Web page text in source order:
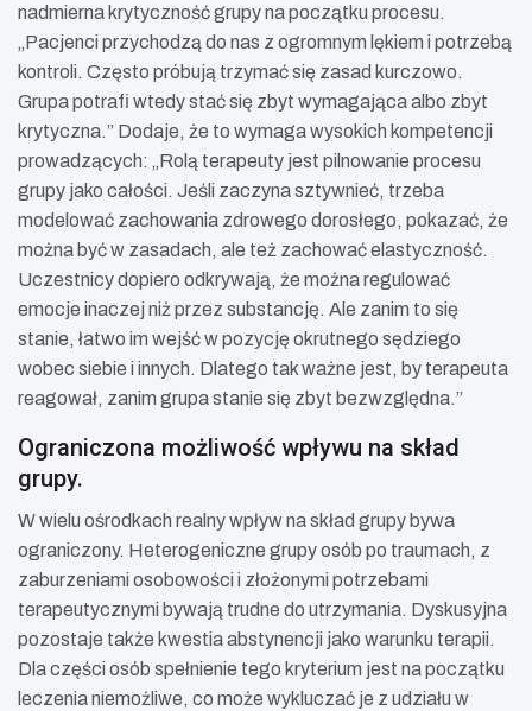
nadmierna krytyczność grupy na początku procesu.
„Pacjenci przychodzą do nas z ogromnym lękiem i potrzebą
kontroli. Często próbują trzymać się zasad kurczowo.
Grupa potrafi wtedy stać się zbyt wymagająca albo zbyt
krytyczna.” Dodaje, że to wymaga wysokich kompetencji
prowadzących: „Rolą terapeuty jest pilnowanie procesu
grupy jako całości. Jeśli zaczyna sztywnieć, trzeba
modelować zachowania zdrowego dorosłego, pokazać, że
można być w zasadach, ale też zachować elastyczność.
Uczestnicy dopiero odkrywają, że można regulować
emocje inaczej niż przez substancję. Ale zanim to się
stanie, łatwo im wejść w pozycję okrutnego sędziego
wobec siebie i innych. Dlatego tak ważne jest, by terapeuta
reagował, zanim grupa stanie się zbyt bezwzględna.”
Ograniczona możliwość wpływu na skład
grupy.
W wielu ośrodkach realny wpływ na skład grupy bywa
ograniczony. Heterogeniczne grupy osób po traumach, z
zaburzeniami osobowości i złożonymi potrzebami
terapeutycznymi bywają trudne do utrzymania. Dyskusyjna
pozostaje także kwestia abstynencji jako warunku terapii.
Dla części osób spełnienie tego kryterium jest na początku
leczenia niemożliwe, co może wykluczać je z udziału w